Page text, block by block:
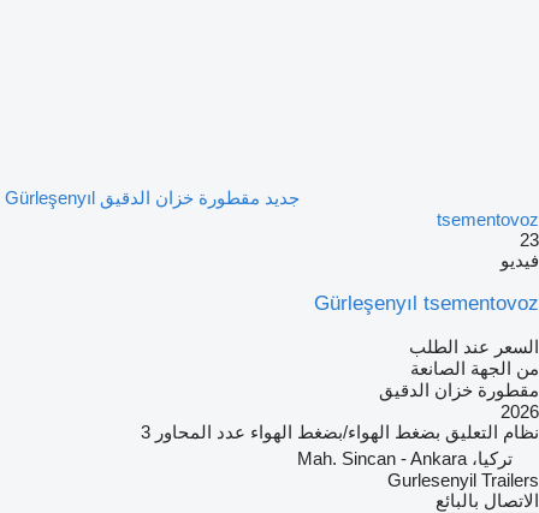
جديد مقطورة خزان الدقيق Gürleşenyıl
tsementovoz
23
فيديو
Gürleşenyıl tsementovoz
السعر عند الطلب
من الجهة الصانعة
مقطورة خزان الدقيق
2026
نظام التعليق بضغط الهواء/بضغط الهواء عدد المحاور 3
تركيا، Mah. Sincan - Ankara
Gurlesenyil Trailers
الاتصال بالبائع